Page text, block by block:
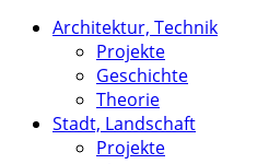
Architektur, Technik
Projekte
Geschichte
Theorie
Stadt, Landschaft
Projekte